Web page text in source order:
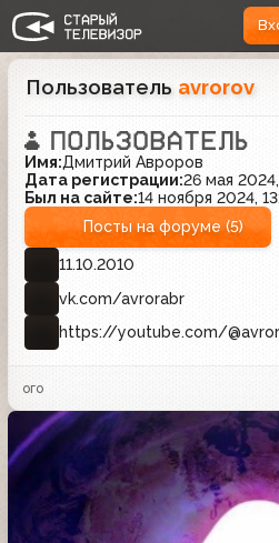
Пользователь avrorov
Имя:Дмитрий Авроров
Дата регистрации:26 мая 2024,
Был на сайте:14 ноября 2024,
Посты на форуме (5)
11.10.2010
vk.com/avrorabr
https://youtube.com/
ого